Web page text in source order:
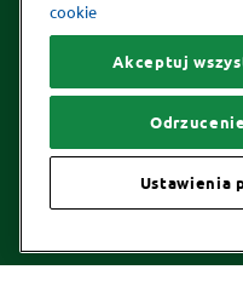
pozyskiwane
Prawa
Informacje na temat
cookie
Akceptuj
Ustawienia